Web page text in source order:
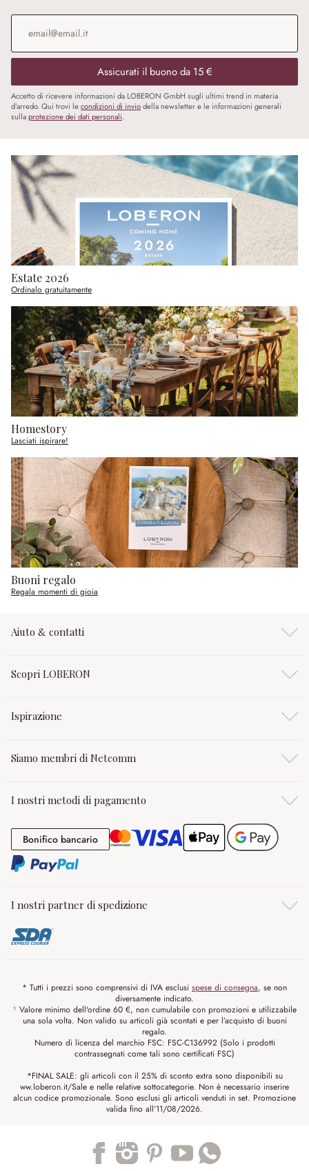
Indirizzo e-mail
Assicurati il buono da 15 €
Accetto di ricevere informazioni da LOBERON GmbH sugli ultimi trend in materia
d’arredo. Qui trovi lecondizioni di inviodella newsletter e le informazioni generali
sullaprotezione dei dati personali.
Estate 2026
Ordinalo gratuitamente
Homestory
Lasciati ispirare!
Buoni regalo
Regala momenti di gioia
Aiuto & contatti
Scopri LOBERON
Ispirazione
Siamo membri di Netcomm
I nostri metodi di pagamento
Bonifico bancarioBonifico bancario
I nostri partner di spedizione
* Tutti i prezzi sono comprensivi di IVA esclusi spese di consegna, se non
diversamente indicato.
¹ Valore minimo dell'ordine 60 €, non cumulabile con promozioni e utilizzabile
una sola volta. Non valido su articoli già scontati e per l’acquisto di buoni
regalo.
Numero di licenza del marchio FSC: FSC-C136992 (Solo i prodotti
contrassegnati come tali sono certificati FSC)
*FINAL SALE: gli articoli con il 25% di sconto extra sono disponibili su
ww.loberon.it/Sale e nelle relative sottocategorie. Non è necessario inserire
alcun codice promozionale. Sono esclusi gli articoli venduti in set. Promozione
valida fino all’11/08/2026.